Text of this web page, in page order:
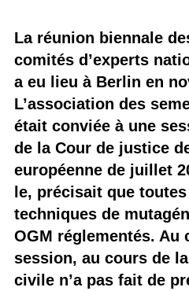
La réunion biennale
comités d’experts
a eu lieu à Berlin en
L’association des
était conviée à une
de la Cour de justice
européenne de juillet
le, précisait que
techniques de
OGM réglementés. Au
session, au cours de
civile n’a pas fait de